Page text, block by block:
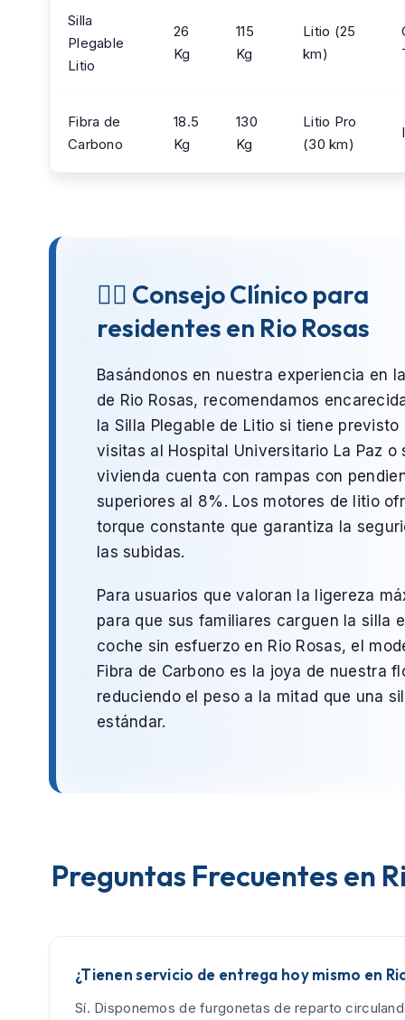
Silla
Plegable
Litio
26
Kg
115
Kg
Litio (25
km)
Fibra de
Carbono
18.5
Kg
130
Kg
Litio Pro
(30 km)
👨‍⚕️ Consejo Clínico para
residentes en Rio Rosas
Basándonos en nuestra experiencia en
de Rio Rosas, recomendamos
la Silla Plegable de Litio si tiene previsto
visitas al Hospital Universitario La Paz o
vivienda cuenta con rampas con
superiores al 8%. Los motores de litio
torque constante que garantiza la
las subidas.
Para usuarios que valoran la ligereza
para que sus familiares carguen la silla
coche sin esfuerzo en Rio Rosas, el
Fibra de Carbono es la joya de nuestra
reduciendo el peso a la mitad que una
estándar.
Preguntas Frecuentes en
¿Tienen servicio de entrega hoy mismo en
Sí. Disponemos de furgonetas de reparto